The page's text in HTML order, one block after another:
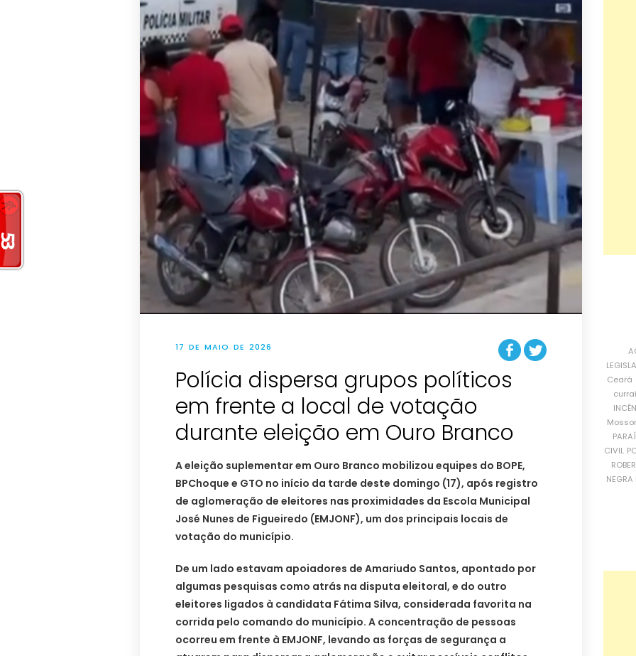
17 DE MAIO DE 2026
Polícia dispersa grupos políticos
em frente a local de votação
durante eleição em Ouro Branco
A eleição suplementar em Ouro Branco mobilizou equipes do BOPE,
BPChoque e GTO no início da tarde deste domingo (17), após registro
de aglomeração de eleitores nas proximidades da Escola Municipal
José Nunes de Figueiredo (EMJONF), um dos principais locais de
votação do município.
De um lado estavam apoiadores de Amariudo Santos, apontado por
algumas pesquisas como atrás na disputa eleitoral, e do outro
eleitores ligados à candidata Fátima Silva, considerada favorita na
corrida pelo comando do município. A concentração de pessoas
ocorreu em frente à EMJONF, levando as forças de segurança a
Ceará
CIVIL
NEGRA